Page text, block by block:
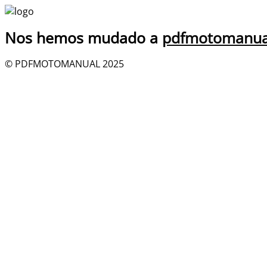
Nos hemos mudado a
© PDFMOTOMANUAL 2025